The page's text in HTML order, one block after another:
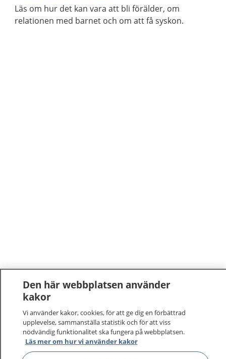
Läs om hur det kan vara att bli förälder, om
relationen med barnet och om att få syskon.
1177 –tryggt om din hälsa och vård
På 1177.se får du råd om hälsa och information om
sjukdomar och vilka mottagningar du kan kontakta.
Logga in för att läsa din journal och göra dina
vårdärenden. Ring telefonnummer 1177 för
Den här webbplatsen använder
kakor
Vi använder kakor, cookies, för att ge dig en förbättrad
upplevelse, sammanställa statistik och för att viss
nödvändig funktionalitet ska fungera på webbplatsen.
Läs mer om hur vi använder kakor